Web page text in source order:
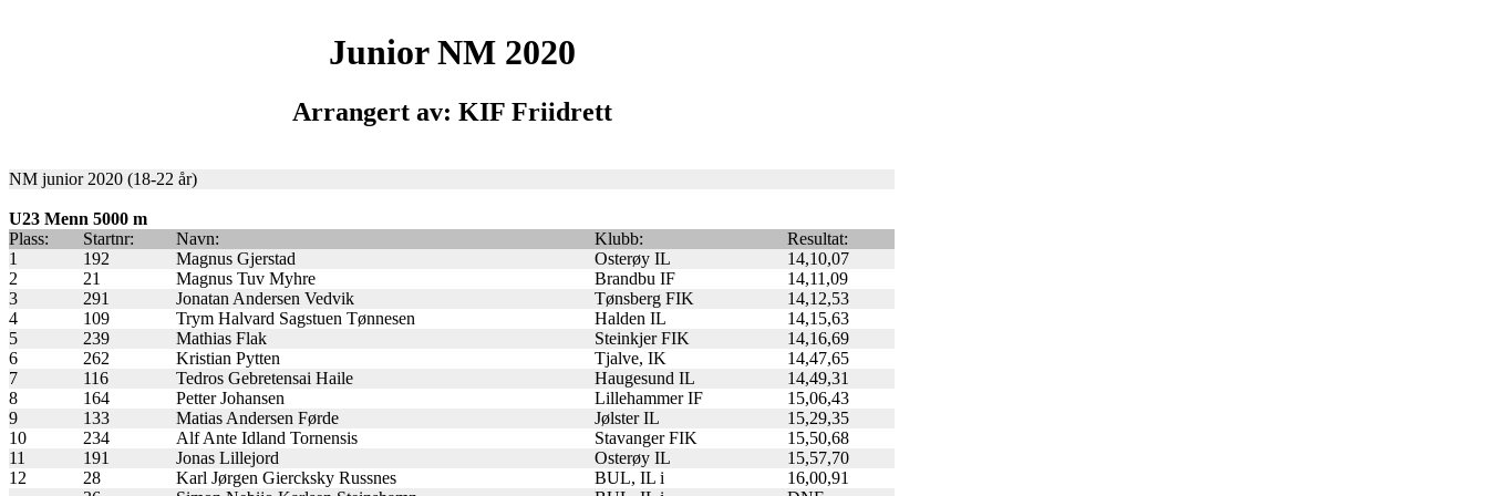
Junior NM 2020
Arrangert av: KIF Friidrett
NM junior 2020 (18-22 år)
U23 Menn 5000 m
Plass:
Startnr: Navn: Klubb:
Resultat:
1
192 Magnus Gjerstad Osterøy IL
14,10,07
2
21 Magnus Tuv Myhre Brandbu IF
14,11,09
3
291 Jonatan Andersen Vedvik Tønsberg FIK
14,12,53
4
109 Trym Halvard Sagstuen Tønnesen Halden IL
14,15,63
5
239 Mathias Flak Steinkjer FIK
14,16,69
6
262 Kristian Pytten Tjalve, IK
14,47,65
7
116 Tedros Gebretensai Haile Haugesund IL
14,49,31
8
164 Petter Johansen Lillehammer IF
15,06,43
9
133 Matias Andersen Førde Jølster IL
15,29,35
10
234 Alf Ante Idland Tornensis Stavanger FIK
15,50,68
11
191 Jonas Lillejord Osterøy IL
15,57,70
12
28 Karl Jørgen Giercksky Russnes BUL, IL i
16,00,91